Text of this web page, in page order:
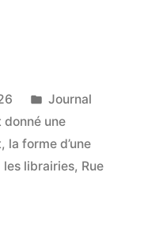
Publié
dans
Journal
donné une
, la forme d’une
les librairies, Rue